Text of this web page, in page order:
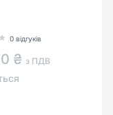
0 відгуків
₴ з ПДВ